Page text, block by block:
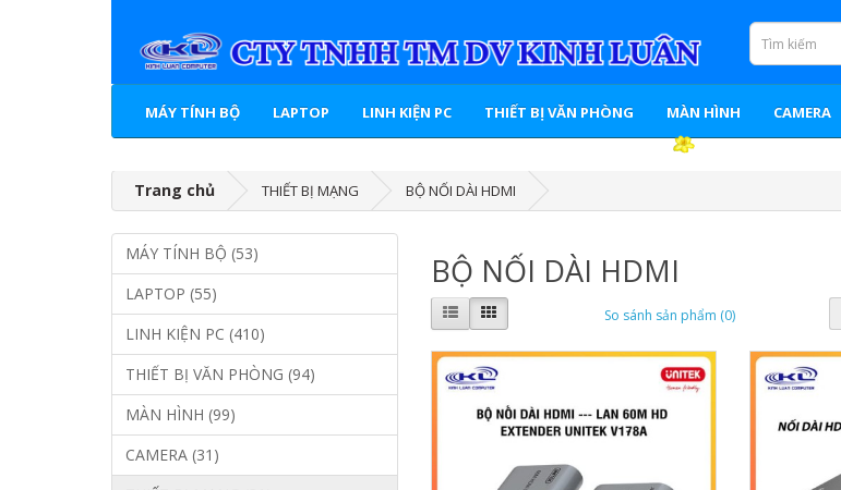
MÁY TÍNH BỘ LAPTOP LINH KIỆN PC THIẾT BỊ VĂN PHÒNG MÀN HÌNH CAMERA
Trang chủ THIẾT BỊ MẠNG BỘ NỐI DÀI HDMI
MÁY TÍNH BỘ (53)
LAPTOP (55)
LINH KIỆN PC (410)
THIẾT BỊ VĂN PHÒNG (94)
MÀN HÌNH (99)
CAMERA (31)
BỘ NỐI DÀI HDMI
So sánh sản phẩm (0)